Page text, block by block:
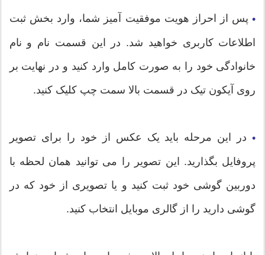
•پس از احراز هویت موفقیت آمیز شما، وارد بخش ثبت
اطلاعات کاربری خواهید شد. در این قسمت نام و نام
خانوادگی خود را به صورت کامل وارد کنید و در نهایت بر
روی آیکون تیک در قسمت بالا سمت چپ کلیک کنید.
•در این مرحله باید یک عکس از خود را برای تصویر
پروفایل بگذارید. این تصویر را می توانید همان لحظه با
دوربین گوشی خود ثبت کنید و یا تصویری از خود که در
گوشی دارید را از گالری موبایل انتخاب کنید.